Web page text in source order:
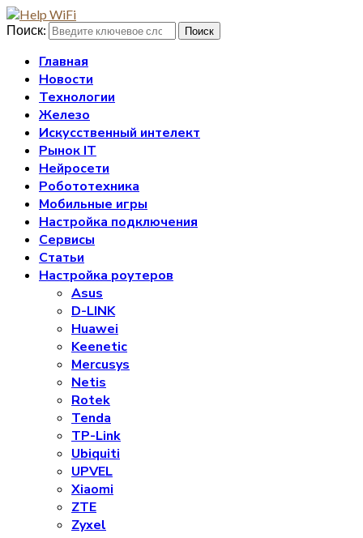
Поиск: Поиск
Главная
Новости
Технологии
Железо
Искусственный интелект
Рынок IT
Нейросети
Робототехника
Мобильные игры
Настройка подключения
Сервисы
Статьи
Настройка роутеров
Asus
D-LINK
Huawei
Keenetic
Mercusys
Netis
Rotek
Tenda
TP-Link
Ubiquiti
UPVEL
Xiaomi
ZTE
Zyxel